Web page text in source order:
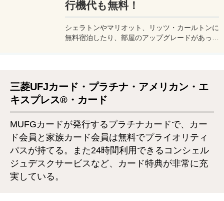
行機代も無料！
シェラトンやマリオット、リッツ・カールトンに
無料宿泊したり、部屋のアップグレードがあった
詳しく紹介していきたい。
三菱UFJカード・プラチナ・アメリカン・エ
キスプレス®・カード
MUFGカードが発行するプラチナカードで、カー
ド会員と家族カード会員は無料でプライオリティ
パスが持てる。また24時間利用できるコンシェル
ジュデスクサービスなど、カード特典が非常に充
実している。